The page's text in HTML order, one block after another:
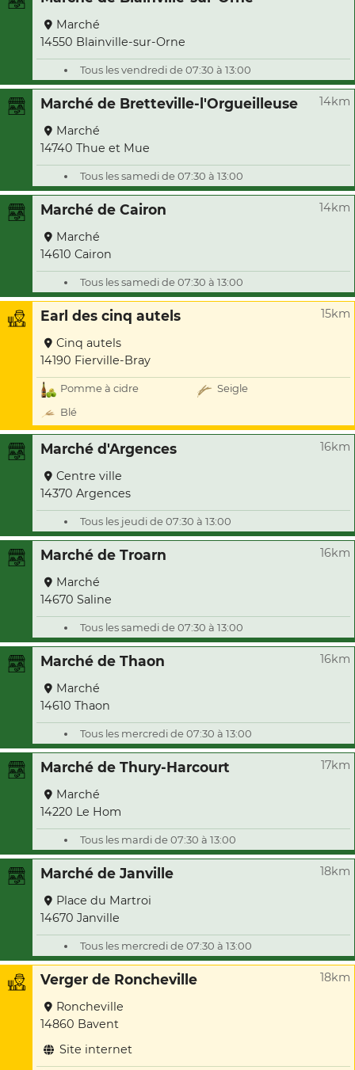
Marché
14550 Blainville-sur-Orne
Tous les vendredi de 07:30 à 13:00
Marché de Bretteville-l'Orgueilleuse 14km
Marché
14740 Thue et Mue
Tous les samedi de 07:30 à 13:00
Marché de Cairon 14km
Marché
14610 Cairon
Tous les samedi de 07:30 à 13:00
Earl des cinq autels 15km
Cinq autels
14190 Fierville-Bray
Pomme à cidre
Seigle
Blé
Marché d'Argences 16km
Centre ville
14370 Argences
Tous les jeudi de 07:30 à 13:00
Marché de Troarn 16km
Marché
14670 Saline
Tous les samedi de 07:30 à 13:00
Marché de Thaon 16km
Marché
14610 Thaon
Tous les mercredi de 07:30 à 13:00
Marché de Thury-Harcourt 17km
Marché
14220 Le Hom
Tous les mardi de 07:30 à 13:00
Marché de Janville 18km
Place du Martroi
14670 Janville
Tous les mercredi de 07:30 à 13:00
Verger de Roncheville 18km
Roncheville
14860 Bavent
Site internet